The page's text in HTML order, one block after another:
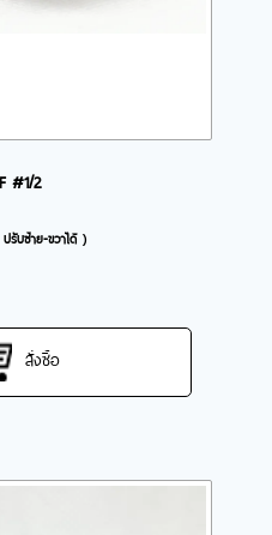
#1/2
รับซ้าย-ขวาได้ )
สั่งซื้อ